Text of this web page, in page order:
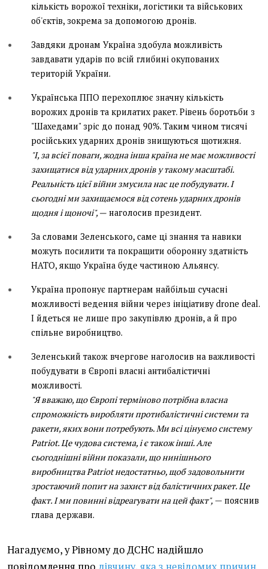
кількість ворожої техніки, логістики та військових
об'єктів, зокрема за допомогою дронів.
Завдяки дронам Україна здобула можливість
завдавати ударів по всій глибині окупованих
територій України.
Українська ППО перехоплює значну кількість
ворожих дронів та крилатих ракет. Рівень боротьби з
"Шахедами" зріс до понад 90%. Таким чином тисячі
російських ударних дронів знищуються щотижня.
"І, за всієї поваги, жодна інша країна не має можливості
захищатися від ударних дронів у такому масштабі.
Реальність цієї війни змусила нас це побудувати. І
сьогодні ми захищаємося від сотень ударних дронів
щодня і щоночі", — наголосив президент.
За словами Зеленського, саме ці знання та навики
можуть посилити та покращити оборонну здатність
НАТО, якщо Україна буде частиною Альянсу.
Україна пропонує партнерам найбільш сучасні
можливості ведення війни через ініціативу drone deal.
І йдеться не лише про закупівлю дронів, а й про
спільне виробництво.
Зеленський також вчергове наголосив на важливості
побудувати в Європі власні антибалістичні
можливості.
"Я вважаю, що Європі терміново потрібна власна
спроможність виробляти протибалістичні системи та
ракети, яких вони потребують. Ми всі цінуємо систему
Patriot. Це чудова система, і є також інші. Але
сьогоднішні війни показали, що нинішнього
виробництва Patriot недостатньо, щоб задовольнити
зростаючий попит на захист від балістичних ракет. Це
факт. І ми повинні відреагувати на цей факт", — пояснив
глава держави.
Нагадуємо, у Рівному до ДСНС надійшло